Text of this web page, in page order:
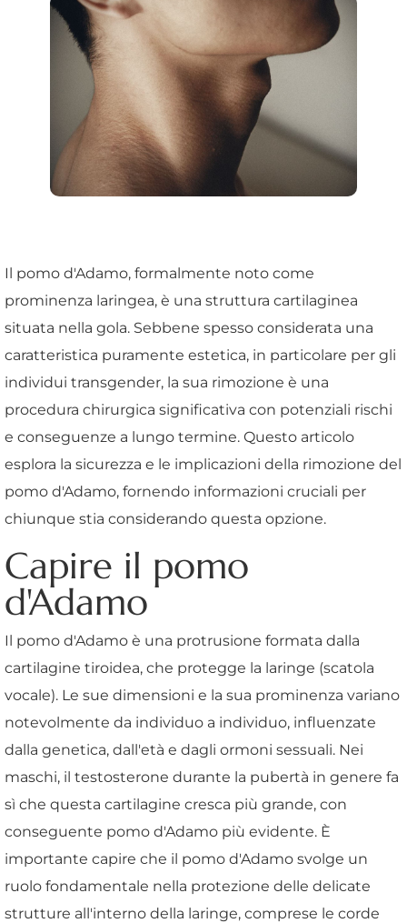
Il pomo d'Adamo, formalmente noto come
prominenza laringea, è una struttura cartilaginea
situata nella gola. Sebbene spesso considerata una
caratteristica puramente estetica, in particolare per gli
individui transgender, la sua rimozione è una
procedura chirurgica significativa con potenziali rischi
e conseguenze a lungo termine. Questo articolo
esplora la sicurezza e le implicazioni della rimozione del
pomo d'Adamo, fornendo informazioni cruciali per
chiunque stia considerando questa opzione.
Capire il pomo
d'Adamo
Il pomo d'Adamo è una protrusione formata dalla
cartilagine tiroidea, che protegge la laringe (scatola
vocale). Le sue dimensioni e la sua prominenza variano
notevolmente da individuo a individuo, influenzate
dalla genetica, dall'età e dagli ormoni sessuali. Nei
maschi, il testosterone durante la pubertà in genere fa
sì che questa cartilagine cresca più grande, con
conseguente pomo d'Adamo più evidente. È
importante capire che il pomo d'Adamo svolge un
ruolo fondamentale nella protezione delle delicate
strutture all'interno della laringe, comprese le corde